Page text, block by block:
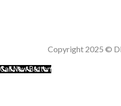
Copyright 2025 ©
Call Now Button